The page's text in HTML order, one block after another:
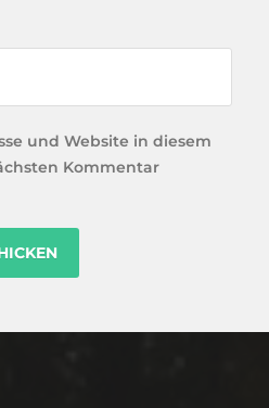
und Website in diesem
Kommentar